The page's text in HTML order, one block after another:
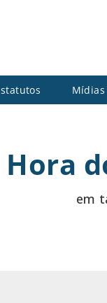
Mídias
Hora
em